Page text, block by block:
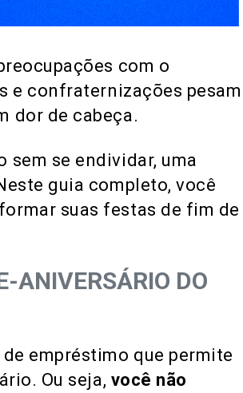
com o
e confraternizações pesam
dor de cabeça.
sem se endividar, uma
guia completo, você
suas festas de fim de
ANIVERSÁRIO DO
empréstimo que permite
Ou seja, você não